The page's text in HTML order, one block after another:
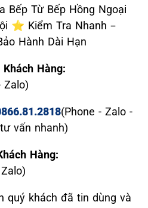
Bếp Từ Bếp Hồng Ngoại
⭐ Kiểm Tra Nhanh –
Hành Dài Hạn
Hàng:
Zalo)
(Phone - Zalo -
vấn nhanh)
Hàng:
quý khách đã tin dùng và